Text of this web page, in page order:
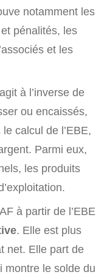
notamment les
pénalités, les
et les
à l’inverse de
ou encaissés,
calcul de l’EBE,
Parmi eux,
les produits
à partir de l’EBE
. Elle est plus
net. Elle part de
montre le solde du